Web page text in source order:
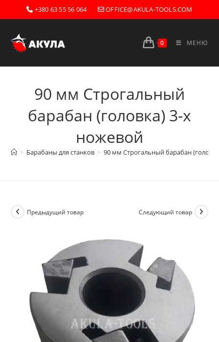
Перейти
к
+380 63 55 56 064 OFFICE@AKULA-TOOLS.COM
0 МЕНЮ
90 мм Строгальный
барабан (головка) 3-х
ножевой
> Барабаны для станков > 90 мм Строгальный барабан
Предыдущий товар Следующий товар